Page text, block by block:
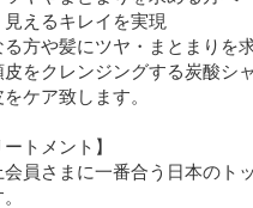
えるキレイを実現
方や髪にツヤ・まとまりを
をクレンジングする炭酸シャ
ケア致します。
トメント】
員さまに一番合う日本のト